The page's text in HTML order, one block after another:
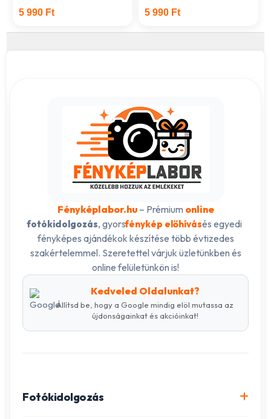
5 990 Ft 5 990 Ft
Fényképlabor.hu– Prémium online
fotókidolgozás, gyorsfénykép előhívásés egyedi
fényképes ajándékok készítése több évtizedes
szakértelemmel. Szeretettel várjuk üzletünkben és
online felületünkön is!
Kedveled Oldalunkat?
Állítsd be, hogy a Google mindig elöl mutassa az
újdonságainkat és akcióinkat!
Fotókidolgozás